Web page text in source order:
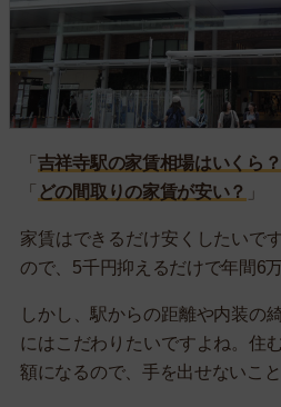
「 吉祥寺駅の家賃相場はいくら？
「 どの間取りの家賃が安い？ 」
家賃はできるだけ安くしたいで
ので、5千円抑えるだけで年間6
しかし、駅からの距離や内装の
にはこだわりたいですよね。住
額になるので、手を出せないこ